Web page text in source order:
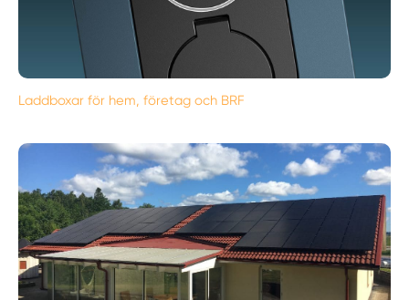
Laddboxar för hem, företag och BRF